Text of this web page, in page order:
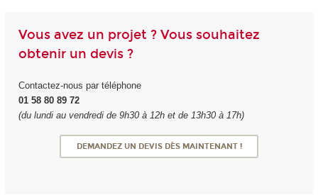
Vous avez un projet ? Vous souhaitez
obtenir un devis ?
Contactez-nous par téléphone
01 58 80 89 72
(du lundi au vendredi de 9h30 à 12h et de 13h30 à 17h)
DEMANDEZ UN DEVIS DÈS MAINTENANT !